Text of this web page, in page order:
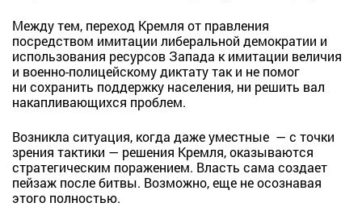
Между тем, переход Кремля от правления
посредством имитации либеральной демократии и
использования ресурсов Запада к имитации величия
и военно-полицейскому диктату так и не помог
ни сохранить поддержку населения, ни решить вал
накапливающихся проблем.
Возникла ситуация, когда даже уместные — с точки
зрения тактики — решения Кремля, оказываются
стратегическим поражением. Власть сама создает
пейзаж после битвы. Возможно, еще не осознавая
этого полностью.